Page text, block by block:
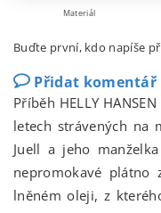
Materiál
Buďte první, kdo napíše
Přidat komentář
Příběh HELLY
letech strávených na
Juell a jeho
nepromokavé plátno
lněném oleji, z